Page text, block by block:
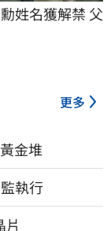
姓名獲解禁 父
更多
金堆
執行